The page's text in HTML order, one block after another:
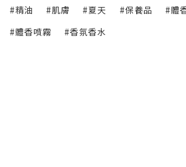
#精油 #肌膚 #夏天 #保養品 #體
#體香噴霧
#香氛香水